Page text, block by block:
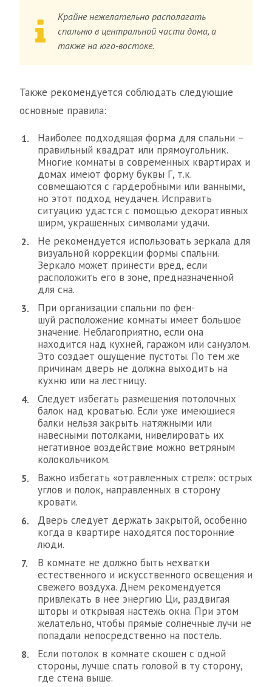
Крайне нежелательно располагать
спальню в центральной части дома, а
также на юго-востоке.
Также рекомендуется соблюдать следующие
основные правила:
Наиболее подходящая форма для спальни –
правильный квадрат или прямоугольник.
Многие комнаты в современных квартирах и
домах имеют форму буквы Г, т.к.
совмещаются с гардеробными или ванными,
но этот подход неудачен. Исправить
ситуацию удастся с помощью декоративных
ширм, украшенных символами удачи.
Не рекомендуется использовать зеркала для
визуальной коррекции формы спальни.
Зеркало может принести вред, если
расположить его в зоне, предназначенной
для сна.
При организации спальни по фен-
шуй расположение комнаты имеет большое
значение. Неблагоприятно, если она
находится над кухней, гаражом или санузлом.
Это создает ощущение пустоты. По тем же
причинам дверь не должна выходить на
кухню или на лестницу.
Следует избегать размещения потолочных
балок над кроватью. Если уже имеющиеся
балки нельзя закрыть натяжными или
навесными потолками, нивелировать их
негативное воздействие можно ветряным
колокольчиком.
Важно избегать «отравленных стрел»: острых
углов и полок, направленных в сторону
кровати.
Дверь следует держать закрытой, особенно
когда в квартире находятся посторонние
люди.
В комнате не должно быть нехватки
естественного и искусственного освещения и
свежего воздуха. Днем рекомендуется
привлекать в нее энергию Ци, раздвигая
шторы и открывая настежь окна. При этом
желательно, чтобы прямые солнечные лучи не
попадали непосредственно на постель.
Если потолок в комнате скошен с одной
стороны, лучше спать головой в ту сторону,
где стена выше.